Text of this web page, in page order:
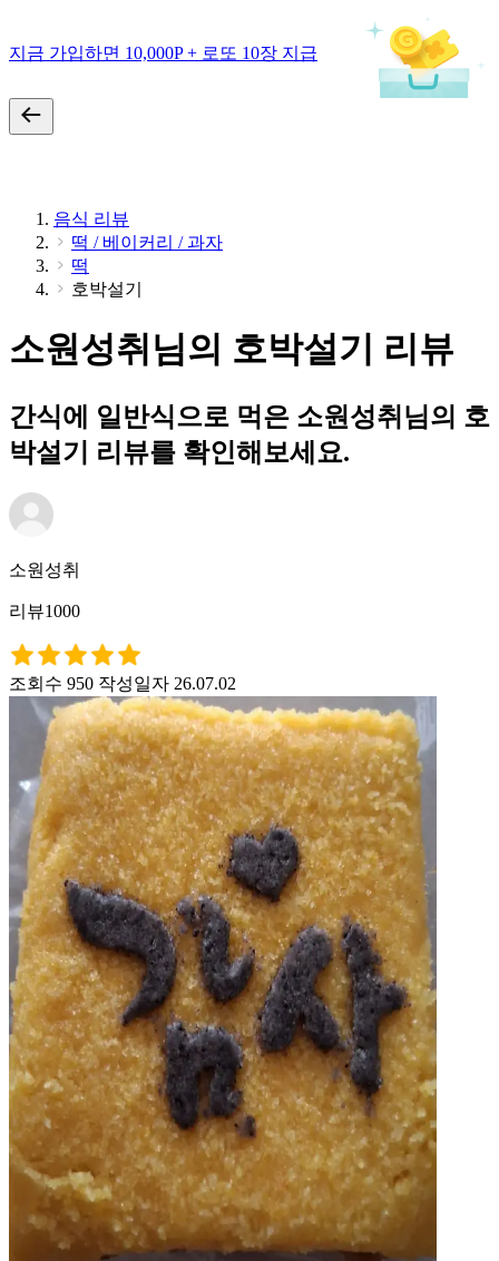
지금 가입하면 10,000P + 로또 10장 지급
음식 리뷰
떡 / 베이커리 / 과자
떡
호박설기
소원성취님의 호박설기 리뷰
간식에 일반식으로 먹은 소원성취님의 호
박설기 리뷰를 확인해보세요.
소원성취
리뷰1000
조회수 950 작성일자 26.07.02